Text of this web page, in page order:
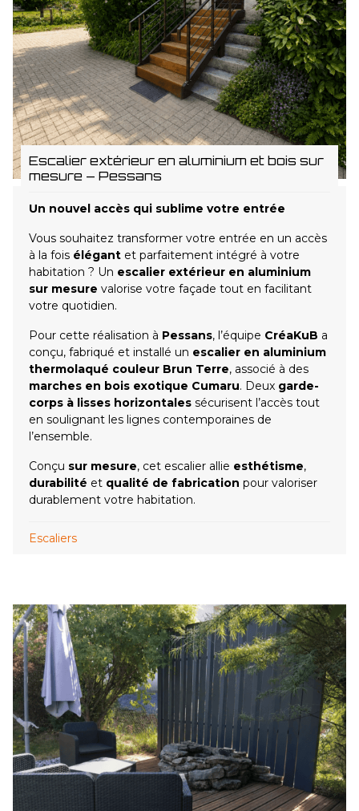
Escalier extérieur en aluminium et bois sur
mesure – Pessans
Un nouvel accès qui sublime votre entrée
Vous souhaitez transformer votre entrée en un accès
à la fois élégant et parfaitement intégré à votre
habitation ? Un escalier extérieur en aluminium
sur mesure valorise votre façade tout en facilitant
votre quotidien.
Pour cette réalisation à Pessans, l’équipe CréaKuB a
conçu, fabriqué et installé un escalier en aluminium
thermolaqué couleur Brun Terre, associé à des
marches en bois exotique Cumaru. Deux garde-
corps à lisses horizontales sécurisent l’accès tout
en soulignant les lignes contemporaines de
l’ensemble.
Conçu sur mesure, cet escalier allie esthétisme,
durabilité et qualité de fabrication pour valoriser
durablement votre habitation.
Escaliers